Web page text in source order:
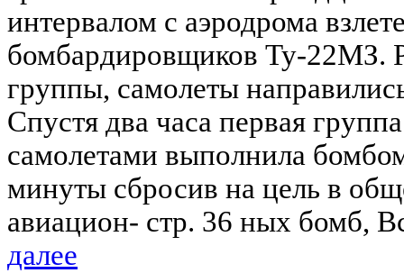
интервалом с аэродрома
бомбардировщиков Ту-22МЗ.
группы, самолеты
Спустя два часа первая
самолетами выполнила
минуты сбросив на цель в
авиацион- стр. 36 ных бомб,
далее